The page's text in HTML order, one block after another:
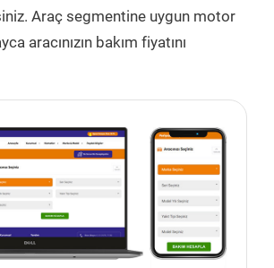
Araç segmentine uygun motor
aracınızın bakım fiyatını